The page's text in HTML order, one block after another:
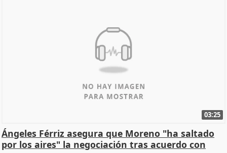
03:25
Ángeles Férriz asegura que Moreno "ha saltado
por los aires" la negociación tras acuerdo con